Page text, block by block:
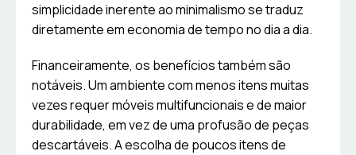
simplicidade inerente ao minimalismo se traduz
diretamente em economia de tempo no dia a dia.
Financeiramente, os benefícios também são
notáveis. Um ambiente com menos itens muitas
vezes requer móveis multifuncionais e de maior
durabilidade, em vez de uma profusão de peças
descartáveis. A escolha de poucos itens de